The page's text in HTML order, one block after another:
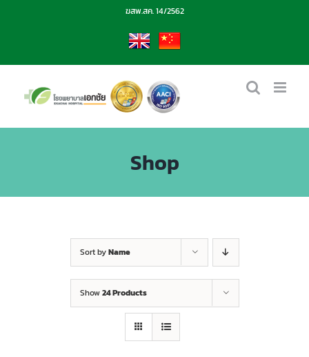
ฆสพ.สค. 14/2562
EN CN
Shop
Sort byName
Show24 Products